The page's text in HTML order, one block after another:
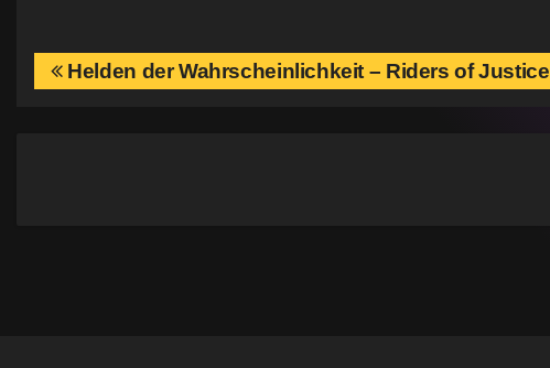
BHelden der Wahrscheinlichkeit – Riders of Justice